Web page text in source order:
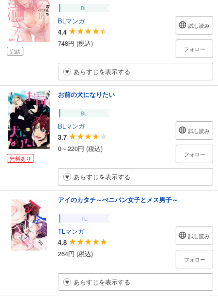
完結
BL
BLマンガ
4.4
748円 (税込)
試し読み
フォロー
あらすじを表示する
無料あり
お前の犬になりたい
BL
BLマンガ
3.7
0～220円 (税込)
試し読み
フォロー
あらすじを表示する
アイのカタチ～ぺニバン女子とメス男子～
TL
TLマンガ
4.8
264円 (税込)
試し読み
フォロー
あらすじを表示する